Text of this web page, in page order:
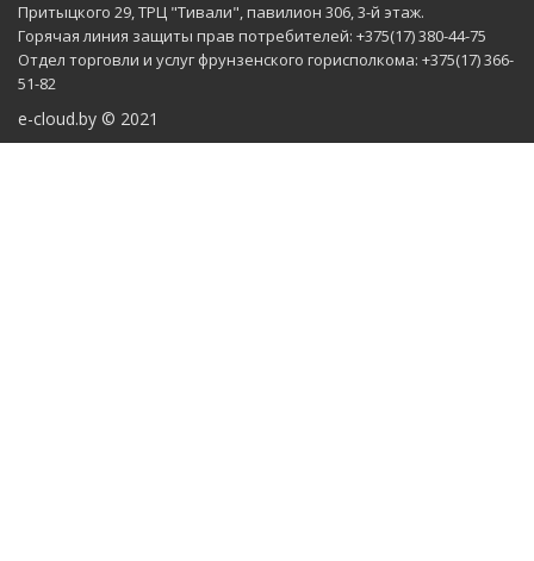
Притыцкого 29, ТРЦ "Тивали", павилион 306, 3-й этаж.
Горячая линия защиты прав потребителей: +375(17) 380-44-75
Отдел торговли и услуг фрунзенского горисполкома: +375(17) 366-
51-82
e-cloud.by © 2021